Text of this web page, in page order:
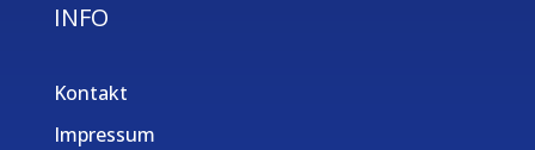
INFO
Kontakt
Impressum